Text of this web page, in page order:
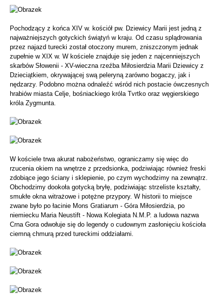
Pochodzący z końca XIV w. kościół pw. Dziewicy Marii jest jedną z
najważniejszych gotyckich świątyń w kraju. Od czasu splądrowania
przez najazd turecki został otoczony murem, zniszczonym jednak
zupełnie w XIX w. W kościele znajduje się jeden z najcenniejszych
skarbów Słowenii - XV-wieczna rzeźba Miłosierdzia Marii Dziewicy z
Dzieciątkiem, okrywającej swą peleryną zarówno bogaczy, jak i
nędzarzy. Podobno można odnaleźć wśród nich postacie ówczesnych
hrabiów miasta Celje, bośniackiego króla Tvrtko oraz węgierskiego
króla Zygmunta.
W kościele trwa akurat nabożeństwo, ograniczamy się więc do
rzucenia okiem na wnętrze z przedsionka, podziwiając również freski
zdobiące jego ściany i sklepienie, po czym wychodzimy na zewnątrz.
Obchodzimy dookoła gotycką bryłę, podziwiając strzeliste kształty,
smukłe okna witrażowe i potężne przypory. W historii to miejsce
zwane było po łacinie Mons Gratiarum - Góra Miłosierdzia, po
niemiecku Maria Neustift - Nowa Kolegiata N.M.P. a ludowa nazwa
Crna Gora odwołuje się do legendy o cudownym zasłonięciu kościoła
ciemną chmurą przed tureckimi oddziałami.